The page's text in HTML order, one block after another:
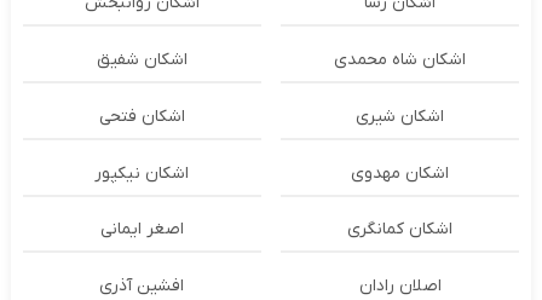
اشکان شاه محمدی اشکان شفیق
اشکان شیری اشکان فتحی
اشکان مهدوی اشکان نیکپور
اشکان‌ کمانگری اصغر ایمانی
اصلان رادان افشین آذری